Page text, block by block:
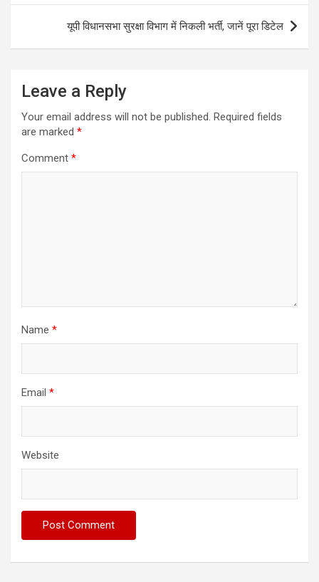
यूपी विधानसभा सुरक्षा विभाग में निकली भर्ती, जानें पूरा डिटेल
Leave a Reply
Your email address will not be published. Required fields
are marked *
Comment *
Name *
Email *
Website